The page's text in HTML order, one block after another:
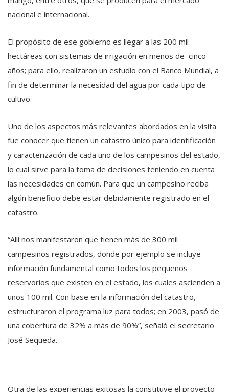
nacional e internacional.
El propósito de ese gobierno es llegar a las 200 mil
hectáreas con sistemas de irrigación en menos de cinco
años; para ello, realizaron un estudio con el Banco Mundial, a
fin de determinar la necesidad del agua por cada tipo de
cultivo.
Uno de los aspectos más relevantes abordados en la visita
fue conocer que tienen un catastro único para identificación
y caracterización de cada uno de los campesinos del estado,
lo cual sirve para la toma de decisiones teniendo en cuenta
las necesidades en común. Para que un campesino reciba
algún beneficio debe estar debidamente registrado en el
catastro.
“Allí nos manifestaron que tienen más de 300 mil
campesinos registrados, donde por ejemplo se incluye
información fundamental como todos los pequeños
reservorios que existen en el estado, los cuales ascienden a
unos 100 mil. Con base en la información del catastro,
estructuraron el programa luz para todos; en 2003, pasó de
una cobertura de 32% a más de 90%”, señaló el secretario
José Sequeda.
Otra de las experiencias exitosas la constituye el proyecto